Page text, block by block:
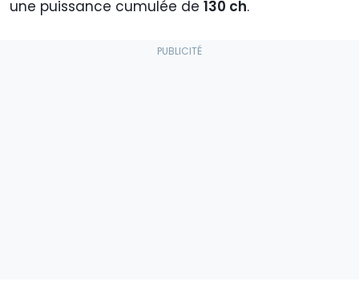
une puissance cumulée de 130 ch.